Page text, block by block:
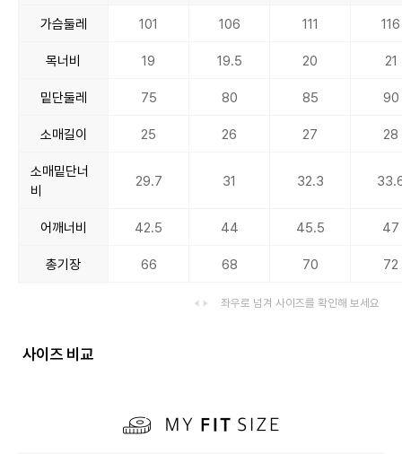
가슴둘레 101 106 111 116
목너비 19 19.5 20 21
밑단둘레 75 80 85 90
소매길이 25 26 27 28
소매밑단너
비
29.7 31 32.3
어깨너비 42.5 44 45.5 47
총기장 66 68 70 72
좌우로 넘겨 사이즈를 확인해 보세요
사이즈 비교